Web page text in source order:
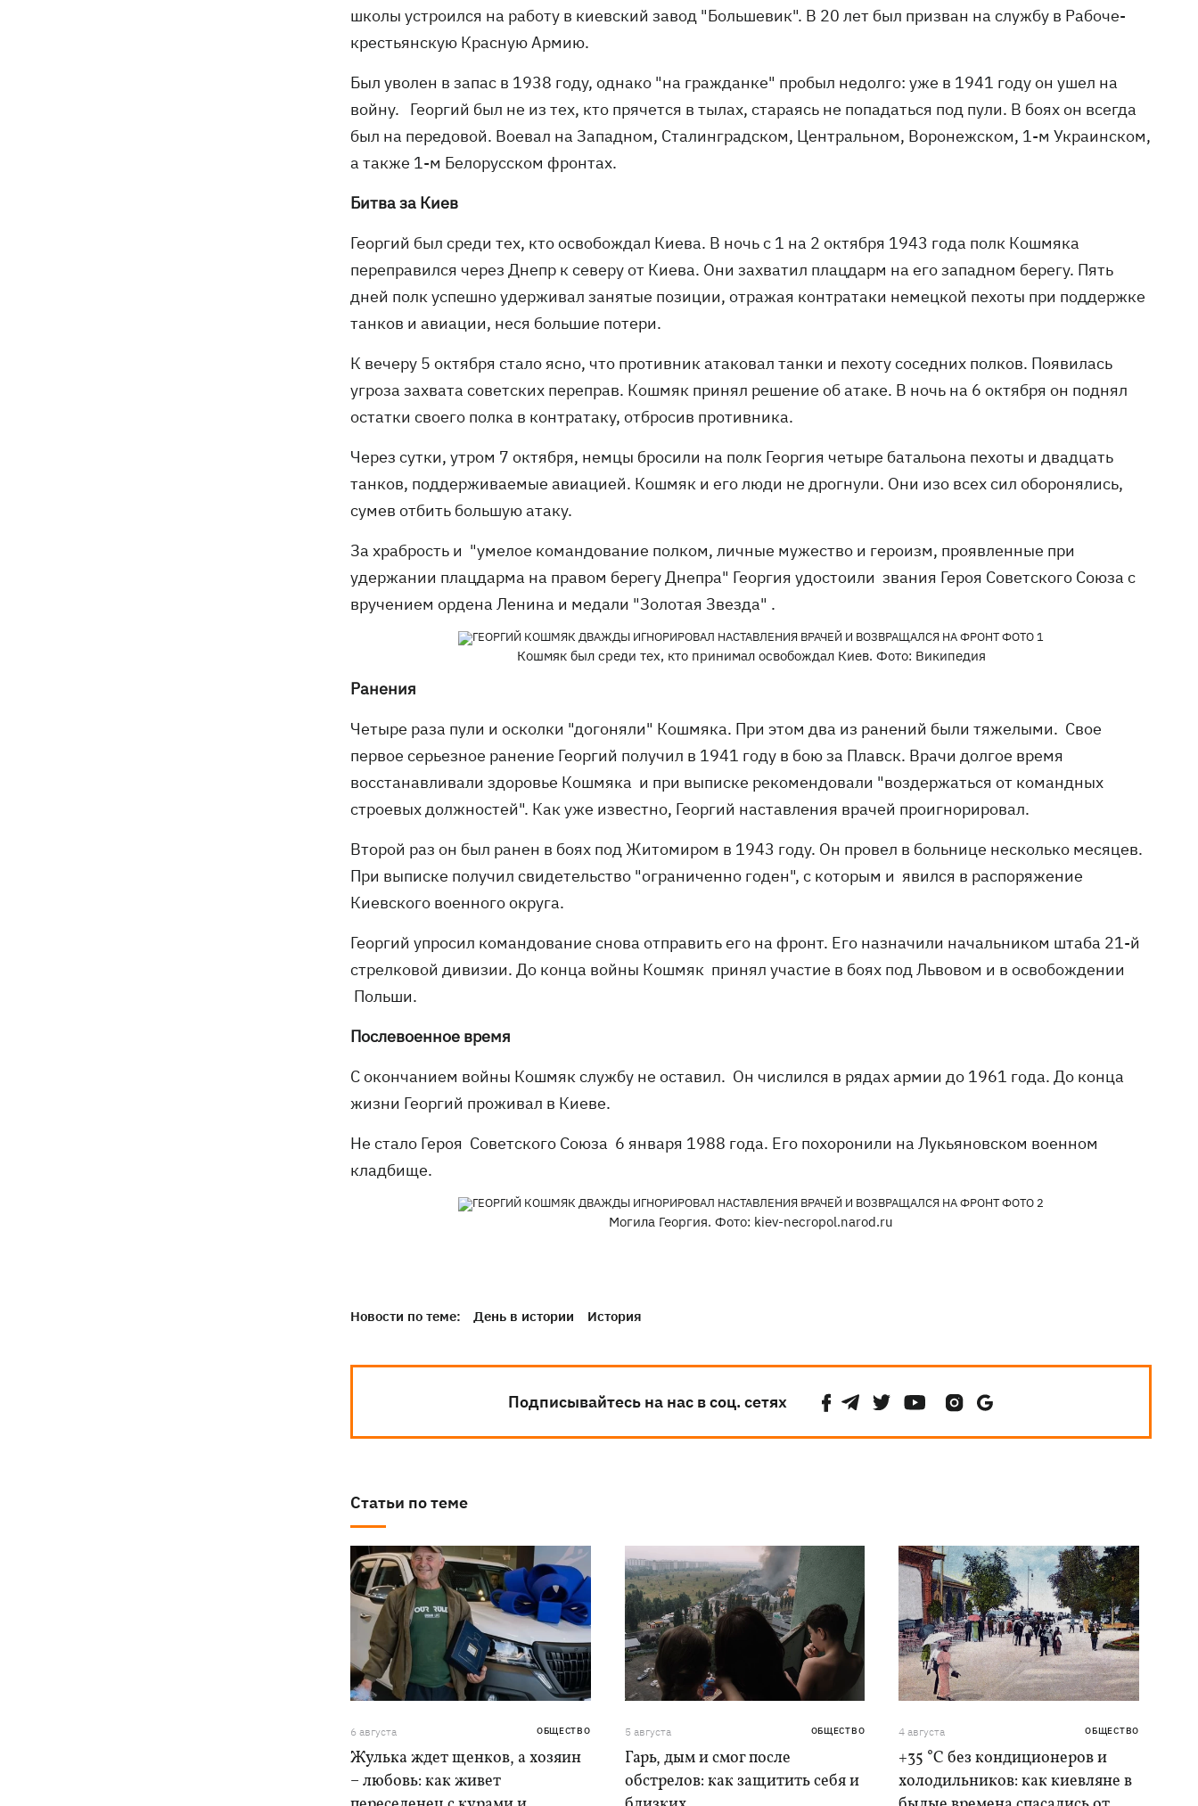
школы устроился на работу в киевский завод "Большевик". В 20 лет был призван на службу в Рабоче-
крестьянскую Красную Армию.
Был уволен в запас в 1938 году, однако "на гражданке" пробыл недолго: уже в 1941 году он ушел на
войну. Георгий был не из тех, кто прячется в тылах, стараясь не попадаться под пули. В боях он всегда
был на передовой. Воевал на Западном, Сталинградском, Центральном, Воронежском, 1-м Украинском,
а также 1-м Белорусском фронтах.
Битва за Киев
Георгий был среди тех, кто освобождал Киева. В ночь с 1 на 2 октября 1943 года полк Кошмяка
переправился через Днепр к северу от Киева. Они захватил плацдарм на его западном берегу. Пять
дней полк успешно удерживал занятые позиции, отражая контратаки немецкой пехоты при поддержке
танков и авиации, неся большие потери.
К вечеру 5 октября стало ясно, что противник атаковал танки и пехоту соседних полков. Появилась
угроза захвата советских переправ. Кошмяк принял решение об атаке. В ночь на 6 октября он поднял
остатки своего полка в контратаку, отбросив противника.
Через сутки, утром 7 октября, немцы бросили на полк Георгия четыре батальона пехоты и двадцать
танков, поддерживаемые авиацией. Кошмяк и его люди не дрогнули. Они изо всех сил оборонялись,
сумев отбить большую атаку.
За храбрость и "умелое командование полком, личные мужество и героизм, проявленные при
удержании плацдарма на правом берегу Днепра" Георгия удостоили звания Героя Советского Союза с
вручением ордена Ленина и медали "Золотая Звезда" .
Кошмяк был среди тех, кто принимал освобождал Киев. Фото: Википедия
Ранения
Четыре раза пули и осколки "догоняли" Кошмяка. При этом два из ранений были тяжелыми. Свое
первое серьезное ранение Георгий получил в 1941 году в бою за Плавск. Врачи долгое время
восстанавливали здоровье Кошмяка и при выписке рекомендовали "воздержаться от командных
строевых должностей". Как уже известно, Георгий наставления врачей проигнорировал.
Второй раз он был ранен в боях под Житомиром в 1943 году. Он провел в больнице несколько месяцев.
При выписке получил свидетельство "ограниченно годен", с которым и явился в распоряжение
Киевского военного округа.
Георгий упросил командование снова отправить его на фронт. Его назначили начальником штаба 21-й
стрелковой дивизии. До конца войны Кошмяк принял участие в боях под Львовом и в освобождении
Польши.
Послевоенное время
С окончанием войны Кошмяк службу не оставил. Он числился в рядах армии до 1961 года. До конца
жизни Георгий проживал в Киеве.
Не стало Героя Советского Союза 6 января 1988 года. Его похоронили на Лукьяновском военном
кладбище.
Могила Георгия. Фото: kiev-necropol.narod.ru
Новости по теме: День в истории История
Подписывайтесь на нас в соц. сетях
Статьи по теме
6 августа ОБЩЕСТВО
Жулька ждет щенков, а хозяин
– любовь: как живет
5 августа ОБЩЕСТВО
Гарь, дым и смог после
обстрелов: как защитить себя и
4 августа ОБЩЕСТВО
+35 °C без кондиционеров и
холодильников: как киевляне в